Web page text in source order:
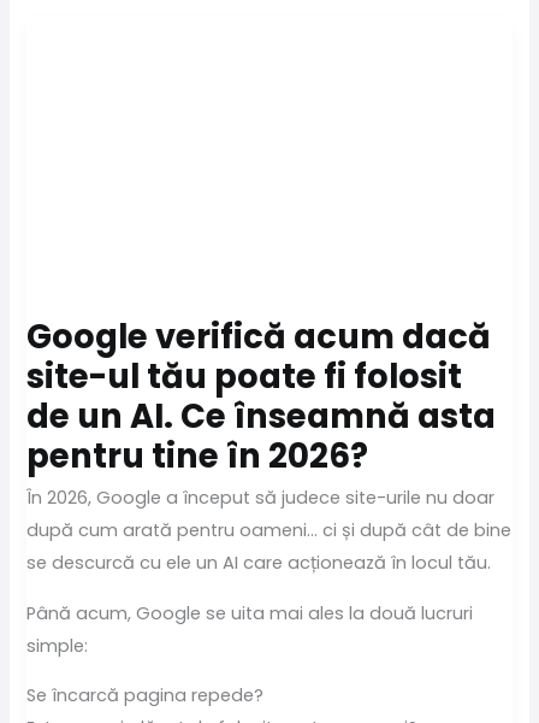
Google verifică acum dacă
site-ul tău poate fi folosit
de un AI. Ce înseamnă asta
pentru tine în 2026?
În 2026, Google a început să judece site-urile nu doar
după cum arată pentru oameni… ci și după cât de bine
se descurcă cu ele un AI care acționează în locul tău.
Până acum, Google se uita mai ales la două lucruri
simple:
Se încarcă pagina repede?